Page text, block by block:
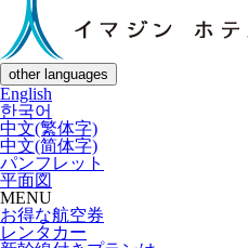
other languages
English
한국어
中文(繁体字)
中文(简体字)
パンフレット
平面図
MENU
お得な航空券
レンタカー